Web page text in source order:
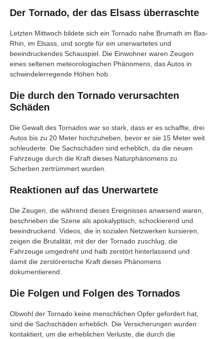
Der Tornado, der das Elsass überraschte
Letzten Mittwoch bildete sich ein Tornado nahe Brumath im Bas-
Rhin, im Elsass, und sorgte für ein unerwartetes und
beeindruckendes Schauspiel. Die Einwohner waren Zeugen
eines seltenen meteorologischen Phänomens, das Autos in
schwindelerregende Höhen hob.
Die durch den Tornado verursachten
Schäden
Die Gewalt des Tornados war so stark, dass er es schaffte, drei
Autos bis zu 20 Meter hochzuheben, bevor er sie 15 Meter weit
schleuderte. Die Sachschäden sind erheblich, da die neuen
Fahrzeuge durch die Kraft dieses Naturphänomens zu
Scherben zertrümmert wurden.
Reaktionen auf das Unerwartete
Die Zeugen, die während dieses Ereignisses anwesend waren,
beschrieben die Szene als apokalyptisch, schockierend und
beeindruckend. Videos, die in sozialen Netzwerken kursieren,
zeigen die Brutalität, mit der der Tornado zuschlug, die
Fahrzeuge umgedreht und halb zerstört hinterlassend und
damit die zerstörerische Kraft dieses Phänomens
dokumentierend.
Die Folgen und Folgen des Tornados
Obwohl der Tornado keine menschlichen Opfer gefordert hat,
sind die Sachschäden erheblich. Die Versicherungen wurden
kontaktiert, um die erheblichen Verluste, die durch die